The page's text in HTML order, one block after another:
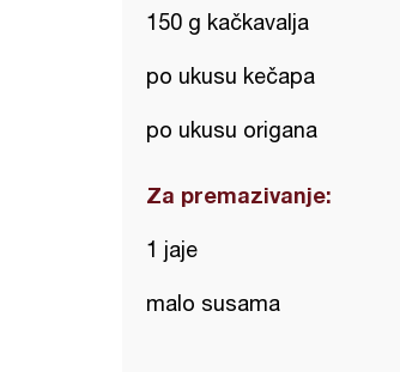
150 g kačkavalja
po ukusu kečapa
po ukusu origana
Za premazivanje:
1 jaje
malo susama